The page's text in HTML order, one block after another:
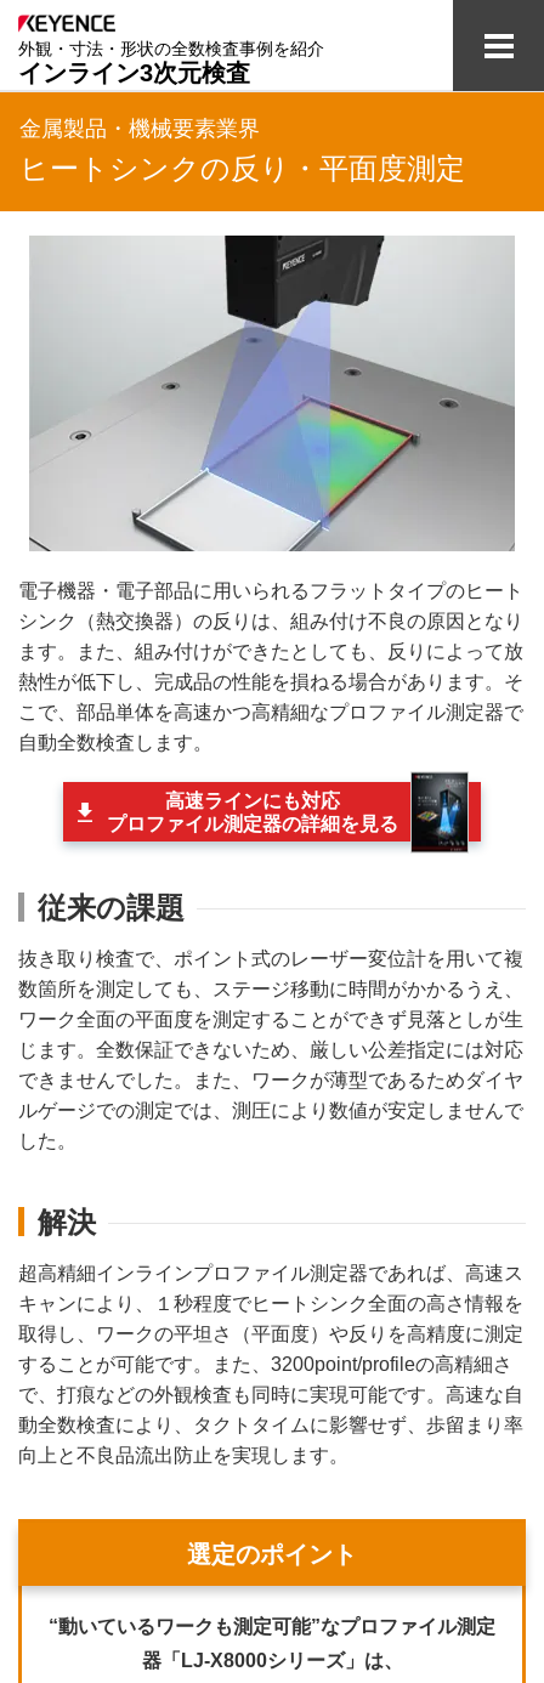
外観・寸法・形状の全数検査事例を紹介
インライン3次元検査
検査の課題と解決
全数検査のテクノロジー
資料ダウンロード ご相談・お問い合わせ
金属製品・機械要素業界
ヒートシンクの反り・平面度測定
電子機器・電子部品に用いられるフラットタイプのヒート
シンク（熱交換器）の反りは、組み付け不良の原因となり
ます。また、組み付けができたとしても、反りによって放
熱性が低下し、完成品の性能を損ねる場合があります。そ
こで、部品単体を高速かつ高精細なプロファイル測定器で
自動全数検査します。
高速ラインにも対応
プロファイル測定器の詳細を見る
従来の課題
抜き取り検査で、ポイント式のレーザー変位計を用いて複
数箇所を測定しても、ステージ移動に時間がかかるうえ、
ワーク全面の平面度を測定することができず見落としが生
じます。全数保証できないため、厳しい公差指定には対応
できませんでした。また、ワークが薄型であるためダイヤ
ルゲージでの測定では、測圧により数値が安定しませんで
した。
解決
超高精細インラインプロファイル測定器であれば、高速ス
キャンにより、１秒程度でヒートシンク全面の高さ情報を
取得し、ワークの平坦さ（平面度）や反りを高精度に測定
することが可能です。また、3200point/profileの高精細さ
で、打痕などの外観検査も同時に実現可能です。高速な自
動全数検査により、タクトタイムに影響せず、歩留まり率
向上と不良品流出防止を実現します。
選定のポイント
“動いているワークも測定可能”なプロファイル測定
器「LJ-X8000シリーズ」は、